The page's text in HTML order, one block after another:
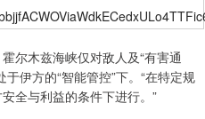
木兹海峡仅对敌人及“有害通
伊方的“智能管控”下。“在特定规
全与利益的条件下进行。”